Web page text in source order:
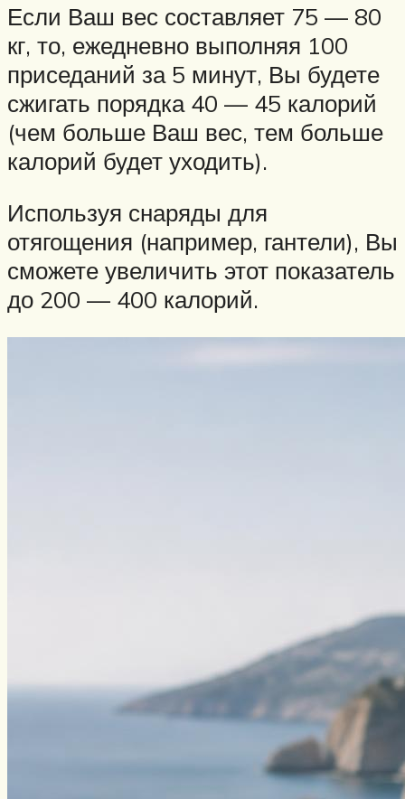
Если Ваш вес составляет 75 — 80
кг, то, ежедневно выполняя 100
приседаний за 5 минут, Вы будете
сжигать порядка 40 — 45 калорий
(чем больше Ваш вес, тем больше
калорий будет уходить).
Используя снаряды для
отягощения (например, гантели), Вы
сможете увеличить этот показатель
до 200 — 400 калорий.